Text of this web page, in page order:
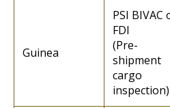
Guinea
PSI BIVAC
FDI
(Pre-
shipment
cargo
inspection)